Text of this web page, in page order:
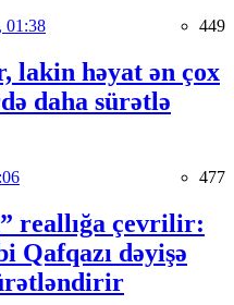
01:38 449
lakin həyat ən çox
daha sürətlə
477
reallığa çevrilir:
Qafqazı dəyişə